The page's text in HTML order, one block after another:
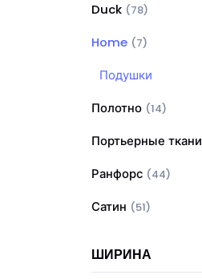
Duck (78)
Home (7)
Подушки
Полотно (14)
Портьерные ткани
Ранфорс (44)
Сатин (51)
ШИРИНА